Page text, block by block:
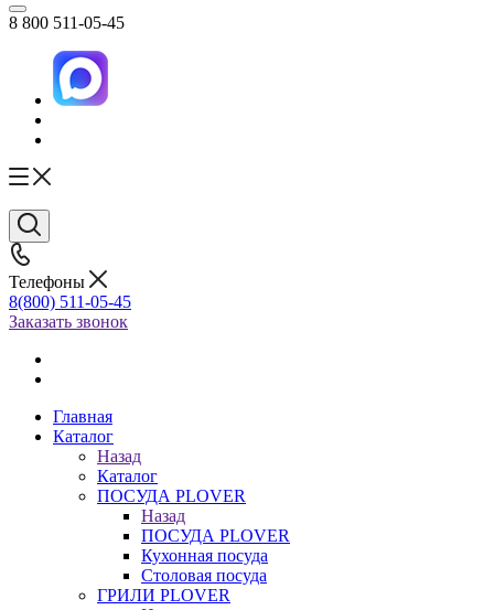
8 800 511-05-45
Телефоны
8(800) 511-05-45
Заказать звонок
Главная
Каталог
Назад
Каталог
ПОСУДА PLOVER
Назад
ПОСУДА PLOVER
Кухонная посуда
Столовая посуда
ГРИЛИ PLOVER